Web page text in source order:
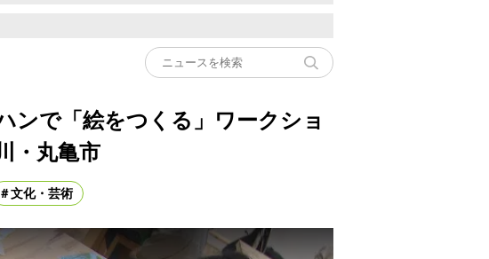
で「絵をつくる」ワークショ
・丸亀市
文化・芸術